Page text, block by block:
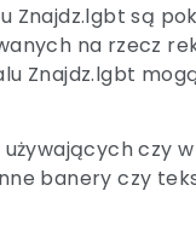
Znajdz.lgbt są
na rzecz
Znajdz.lgbt
czy
banery czy